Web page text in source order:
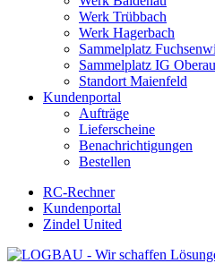
Werk Trübbach
Werk Hagerbach
Sammelplatz
Sammelplatz IG Oberau
Standort Maienfeld
Kundenportal
Aufträge
Lieferscheine
Benachrichtigungen
Bestellen
RC-Rechner
Kundenportal
Zindel United